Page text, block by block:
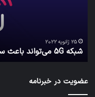
25 ژانویه 2022
شبکه 5G می‌تواند باعث سقوط هواپیما شود
عضویت در خبرنامه